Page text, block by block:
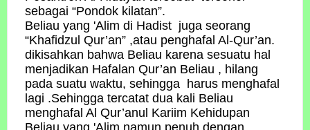
sebagai “Pondok kilatan”.
Beliau yang 'Alim di Hadist juga seorang
“Khafidzul Qur’an” ,atau penghafal Al-Qur’an.
dikisahkan bahwa Beliau karena sesuatu hal
menjadikan Hafalan Qur’an Beliau , hilang
pada suatu waktu, sehingga harus menghafal
lagi .Sehingga tercatat dua kali Beliau
menghafal Al Qur’anul Kariim Kehidupan